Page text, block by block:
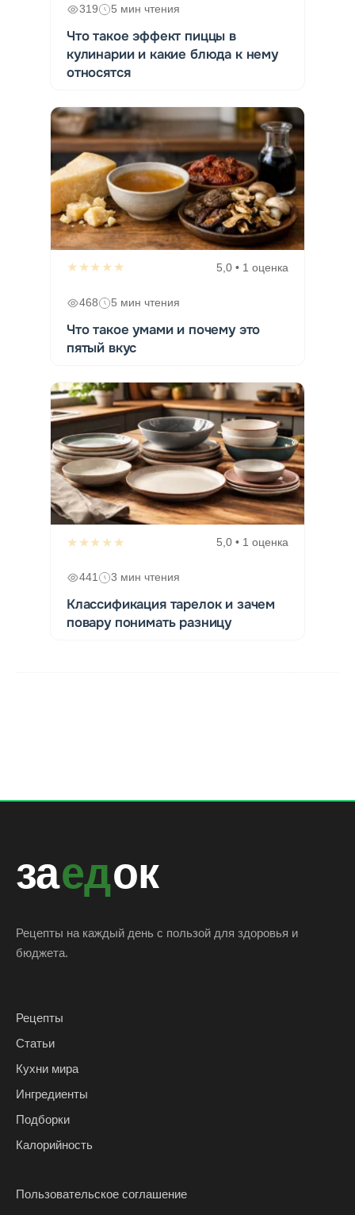
319 5 мин чтения
Что такое эффект пиццы в
кулинарии и какие блюда к нему
относятся
★★★★★ 5,0 • 1 оценка
468 5 мин чтения
Что такое умами и почему это
пятый вкус
★★★★★ 5,0 • 1 оценка
441 3 мин чтения
Классификация тарелок и зачем
повару понимать разницу
заедок
Рецепты на каждый день с пользой для здоровья и
бюджета.
Рецепты
Статьи
Кухни мира
Ингредиенты
Подборки
Калорийность
Пользовательское соглашение